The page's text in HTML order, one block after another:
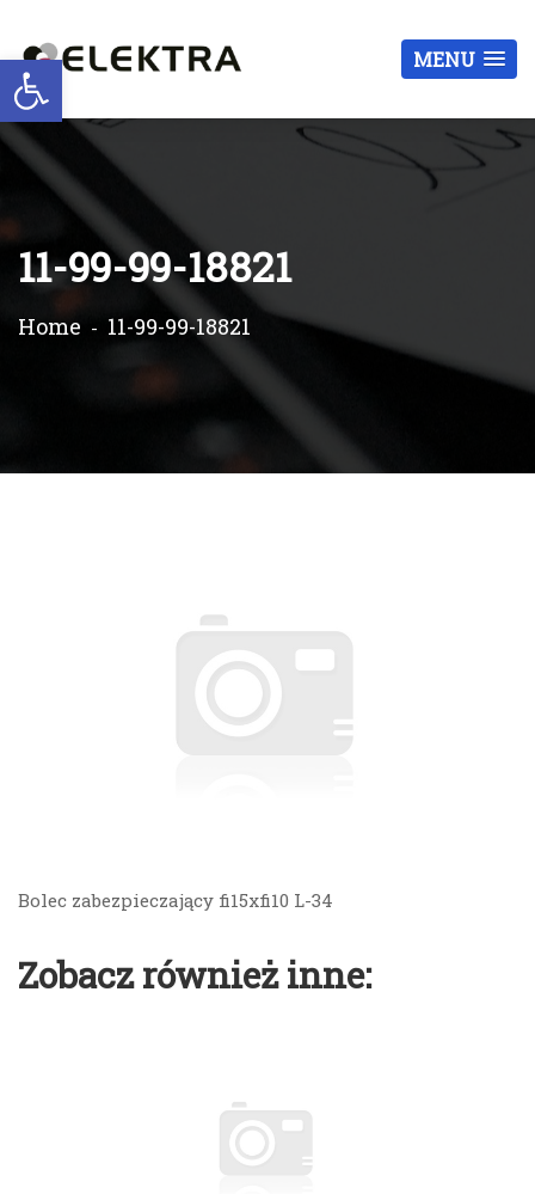
Otwórz pasek narzędzi MENU
11-99-99-18821
Home 11-99-99-18821
Bolec zabezpieczający fi15xfi10 L-34
Zobacz również inne: